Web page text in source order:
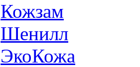
Кожзам
Шенилл
ЭкоКожа